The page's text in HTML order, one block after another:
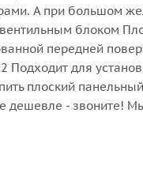
А при большом
блоком
передней
для
плоский
дешевле - звоните!